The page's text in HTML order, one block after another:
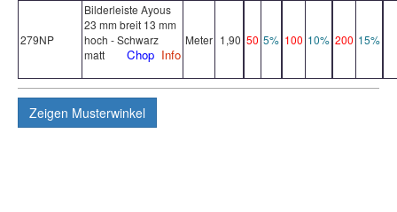
279NP
Bilderleiste Ayous
23 mm breit 13 mm
hoch - Schwarz
matt
Info
Chop
Meter 1,90 50 5% 100 10% 200 15%
Zeigen Musterwinkel